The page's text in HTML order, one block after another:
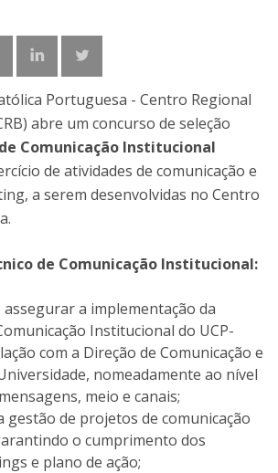
Portuguesa - Centro Regional
abre um concurso de seleção
Comunicação Institucional
de atividades de comunicação e
a serem desenvolvidas no Centro
de Comunicação Institucional:
assegurar a implementação da
Institucional do UCP-
com a Direção de Comunicação e
nomeadamente ao nível
meio e canais;
gestão de projetos de comunicação
o cumprimento dos
e plano de ação;